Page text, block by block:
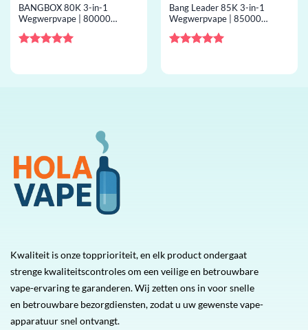
BANGBOX 80K 3-in-1
Wegwerpvape | 80000
wegwerpvape groothandel
Bang Leader 85K 3-in-1
Wegwerpvape | 85000
wegwerpvape groothandel
Kwaliteit is onze topprioriteit, en elk product ondergaat
strenge kwaliteitscontroles om een veilige en betrouwbare
vape-ervaring te garanderen. Wij zetten ons in voor snelle
en betrouwbare bezorgdiensten, zodat u uw gewenste vape-
apparatuur snel ontvangt.